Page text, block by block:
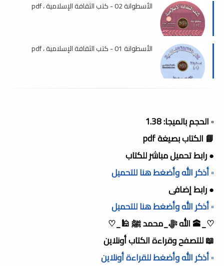
الأسطوانة 02 - كتب الثقافة الإسلامية ، pdf
الأسطوانة 01 - كتب الثقافة الإسلامية ، pdf
▫️ الحجم بالميجا: 1.38
📘 الكتاب بصيغة pdf
● رابط تحميل مباشر للكتاب
▫️ أذكر الله وأضغط هنا للتحميل
● رابط إضافى
▫️ أذكر الله وأضغط هنا للتحميل
♡_🕋 الله ﷻ_محمد ﷺ 🕌_♡
📖 للتصفح وقراءة الكتاب أونلاين
▫️ أذكر الله وأضغط للقراءة أونلاين